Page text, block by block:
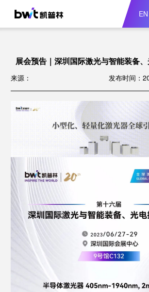
EN
展会预告｜深圳国际激光与智能装备
来源： 发布时间：